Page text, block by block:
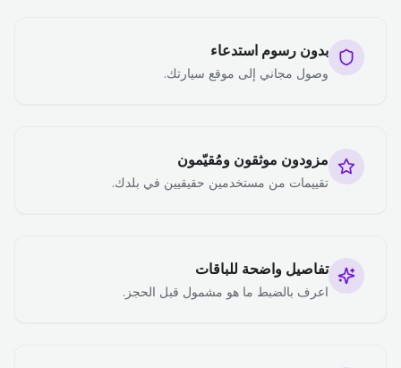
بدون رسوم استدعاء
وصول مجاني إلى موقع سيارتك.
مزودون موثقون ومُقيّمون
تقييمات من مستخدمين حقيقيين في بلدك.
تفاصيل واضحة للباقات
اعرف بالضبط ما هو مشمول قبل الحجز.